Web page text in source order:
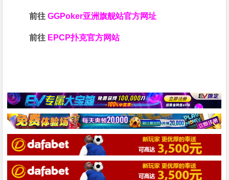
前往GGPoker亚洲旗舰站官方网址
前往 EPCP扑克官方网站